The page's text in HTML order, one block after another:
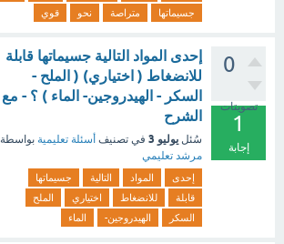
جسيماتها
متراصة نحو قوي
0
تصويتات
1
إجابة
إحدى المواد التالية جسيماتها قابلة
للانضغاط ( اختياري) ( الملح -
السكر - الهيدروجين- الماء ) ؟ - مع
الشرح
سُئل يوليو 3 في تصنيف أسئلة تعليمية بواسطة
مرشد تعليمي
إحدى المواد التالية
جسيماتها
قابلة
للانضغاط اختياري
الملح
السكر
الهيدروجين- الماء